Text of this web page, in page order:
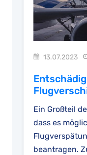
13.07.2023
Ein Großteil
dass es
beantragen.